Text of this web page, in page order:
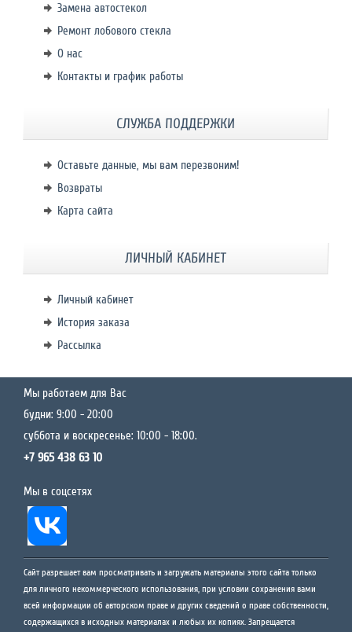
Замена автостекол
Ремонт лобового стекла
О нас
Контакты и график работы
СЛУЖБА ПОДДЕРЖКИ
Оставьте данные, мы вам перезвоним!
Возвраты
Карта сайта
ЛИЧНЫЙ КАБИНЕТ
Личный кабинет
История заказа
Рассылка
Мы работаем для Вас
будни: 9:00 - 20:00
суббота и воскресенье: 10:00 - 18:00.
+7 965 438 63 10
Мы в соцсетях
Сайт разрешает вам просматривать и загружать материалы этого сайта только
для личного некоммерческого использования, при условии сохранения вами
всей информации об авторском праве и других сведений о праве собственности,
содержащихся в исходных материалах и любых их копиях. Запрещается